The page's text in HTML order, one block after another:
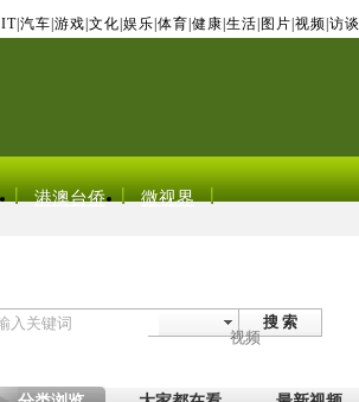
IT| 汽车 游戏 文化 娱乐 体育 健康 生活 图片 视频 访谈
港澳台侨 微视界
搜 索
视频